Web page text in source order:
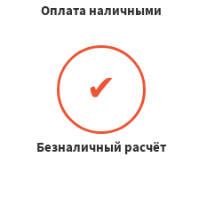
Оплата наличными
✔
Безналичный расчёт